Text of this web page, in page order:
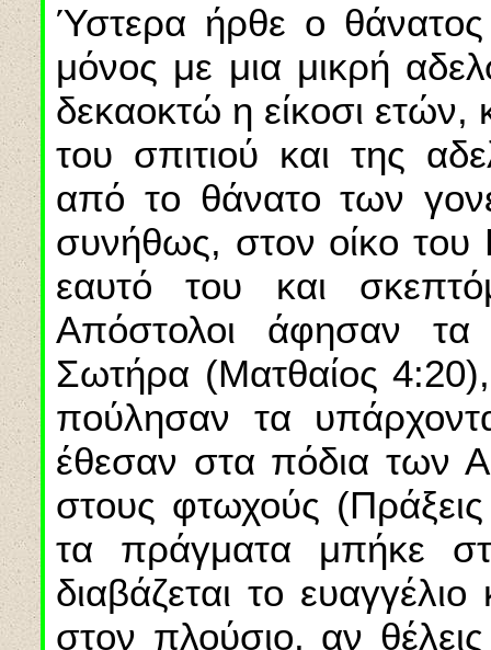
Ύστερα ήρθε ο
μόνος με μια μικρή
δεκαοκτώ η είκοσι
του σπιτιού και της
από το θάνατο των
συνήθως, στον οίκο του
εαυτό του και
Απόστολοι άφησαν
Σωτήρα (Ματθαίος 4:20),
πούλησαν τα
έθεσαν στα πόδια των
στους φτωχούς
τα πράγματα μπήκε
διαβάζεται το
στον πλούσιο, αν θέλεις